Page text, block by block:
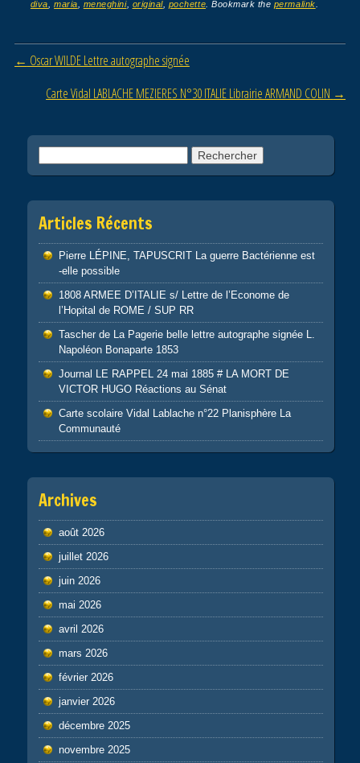
e
b
o
o
er
g
er
diva ,maria meneghini, original, pochette . Bookmark the permalink
Post navigation
← Oscar WILDE Lettre autographe signée
Carte Vidal LABLACHE MEZIERES N°30 ITALIE Librairie ARMAND COLIN →
Articles Récents
Pierre LÉPINE, TAPUSCRIT La guerre Bactérienne est
-elle possible
1808 ARMEE D’ITALIE s/ Lettre de l’Econome de
l’Hopital de ROME / SUP RR
Tascher de La Pagerie belle lettre autographe signée L.
Napoléon Bonaparte 1853
Journal LE RAPPEL 24 mai 1885 # LA MORT DE
VICTOR HUGO Réactions au Sénat
Carte scolaire Vidal Lablache n°22 Planisphère La
Communauté
Archives
août 2026
juillet 2026
juin 2026
mai 2026
avril 2026
mars 2026
février 2026
janvier 2026
décembre 2025
novembre 2025